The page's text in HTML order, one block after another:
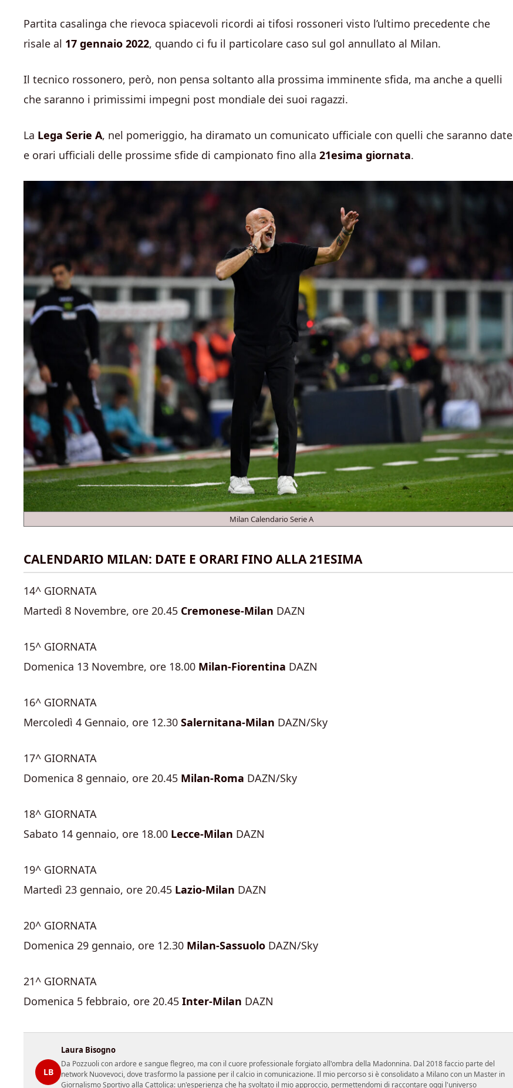
Partita casalinga che rievoca spiacevoli ricordi ai tifosi rossoneri visto l’ultimo precedente che
risale al 17 gennaio 2022, quando ci fu il particolare caso sul gol annullato al Milan.
Il tecnico rossonero, però, non pensa soltanto alla prossima imminente sfida, ma anche a quelli
che saranno i primissimi impegni post mondiale dei suoi ragazzi.
La Lega Serie A, nel pomeriggio, ha diramato un comunicato ufficiale con quelli che saranno date
e orari ufficiali delle prossime sfide di campionato fino alla 21esima giornata.
Milan Calendario Serie A
CALENDARIO MILAN: DATE E ORARI FINO ALLA 21ESIMA
14^ GIORNATA
Martedì 8 Novembre, ore 20.45 Cremonese-Milan DAZN
15^ GIORNATA
Domenica 13 Novembre, ore 18.00 Milan-Fiorentina DAZN
16^ GIORNATA
Mercoledì 4 Gennaio, ore 12.30 Salernitana-Milan DAZN/Sky
17^ GIORNATA
Domenica 8 gennaio, ore 20.45 Milan-Roma DAZN/Sky
18^ GIORNATA
Sabato 14 gennaio, ore 18.00 Lecce-Milan DAZN
19^ GIORNATA
Martedì 23 gennaio, ore 20.45 Lazio-Milan DAZN
20^ GIORNATA
Domenica 29 gennaio, ore 12.30 Milan-Sassuolo DAZN/Sky
21^ GIORNATA
Domenica 5 febbraio, ore 20.45 Inter-Milan DAZN
LB
Laura Bisogno
Da Pozzuoli con ardore e sangue flegreo, ma con il cuore professionale forgiato all'ombra della Madonnina. Dal 2018 faccio parte del
network Nuovevoci, dove trasformo la passione per il calcio in comunicazione. Il mio percorso si è consolidato a Milano con un Master in
Giornalismo Sportivo alla Cattolica: un'esperienza che ha svoltato il mio approccio, permettendomi di raccontare oggi l'universo